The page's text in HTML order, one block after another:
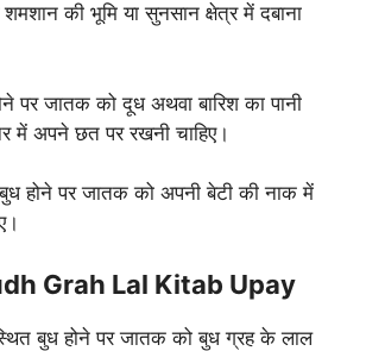
की भूमि या सुनसान क्षेत्र में दबाना
पर जातक को दूध अथवा बारिश का पानी
में अपने छत पर रखनी चाहिए।
होने पर जातक को अपनी बेटी की नाक में
Grah Lal Kitab Upay
बुध होने पर जातक को बुध ग्रह के लाल